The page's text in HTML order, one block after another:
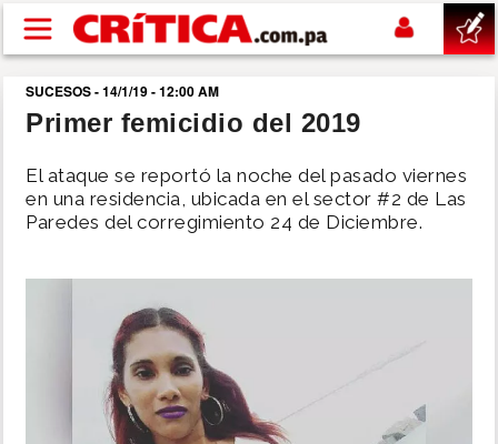
Pasar al contenido principal
buscar
NACIONAL
SUCESOS - 14/1/19 - 12:00 AM
Primer femicidio del 2019
El ataque se reportó la noche del pasado viernes
en una residencia, ubicada en el sector #2 de Las
Paredes del corregimiento 24 de Diciembre.